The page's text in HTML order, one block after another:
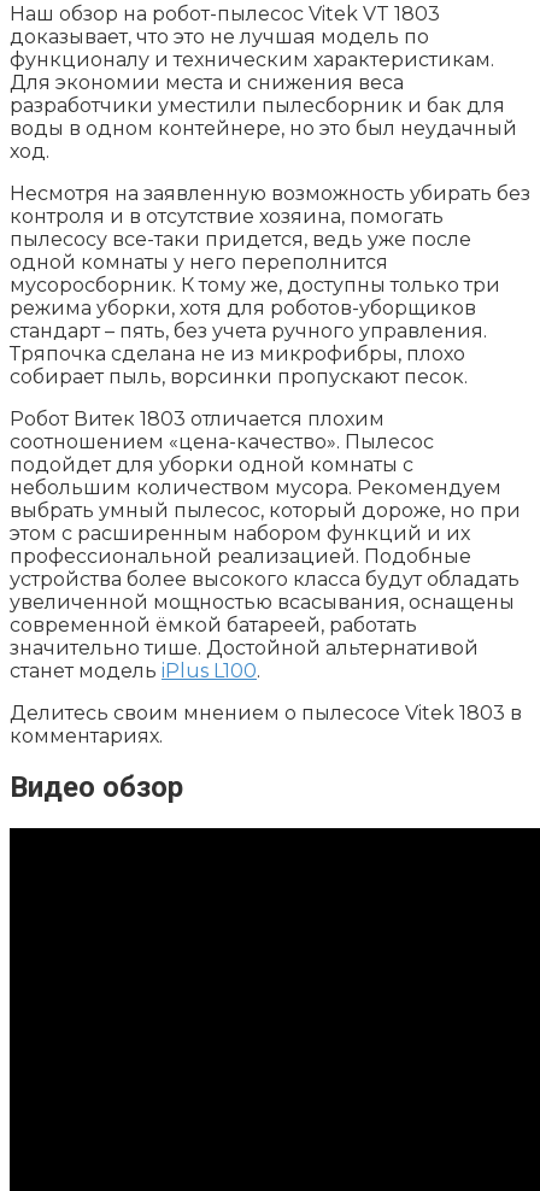
Наш обзор на робот-пылесос Vitek VT 1803
доказывает, что это не лучшая модель по
функционалу и техническим характеристикам.
Для экономии места и снижения веса
разработчики уместили пылесборник и бак для
воды в одном контейнере, но это был неудачный
ход.
Несмотря на заявленную возможность убирать без
контроля и в отсутствие хозяина, помогать
пылесосу все-таки придется, ведь уже после
одной комнаты у него переполнится
мусоросборник. К тому же, доступны только три
режима уборки, хотя для роботов-уборщиков
стандарт – пять, без учета ручного управления.
Тряпочка сделана не из микрофибры, плохо
собирает пыль, ворсинки пропускают песок.
Робот Витек 1803 отличается плохим
соотношением «цена-качество». Пылесос
подойдет для уборки одной комнаты с
небольшим количеством мусора. Рекомендуем
выбрать умный пылесос, который дороже, но при
этом с расширенным набором функций и их
профессиональной реализацией. Подобные
устройства более высокого класса будут обладать
увеличенной мощностью всасывания, оснащены
современной ёмкой батареей, работать
значительно тише. Достойной альтернативой
станет модель iPlus L100.
Делитесь своим мнением о пылесосе Vitek 1803 в
комментариях.
Видео обзор